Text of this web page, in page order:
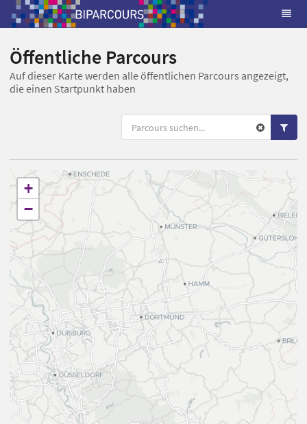
Öffentliche Parcours
Auf dieser Karte werden alle öffentlichen Parcours angezeigt,
die einen Startpunkt haben
+
−